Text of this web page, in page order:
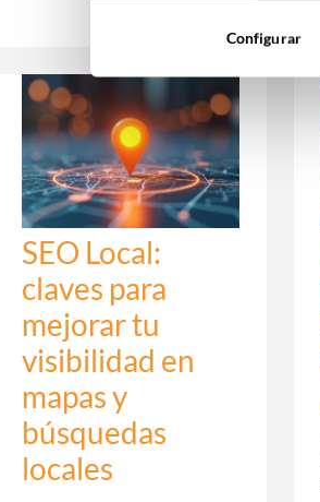
SEO Local:
claves para
mejorar tu
visibilidad en
mapas y
búsquedas
locales
Configurar